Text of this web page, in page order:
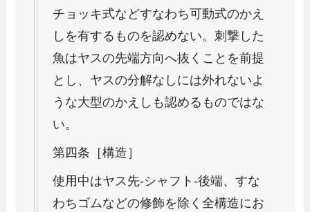
チョッキ式などすなわち可動式のかえ
しを有するものを認めない。刺撃した
魚はヤスの先端方向へ抜くことを前提
とし、ヤスの分解なしには外れないよ
うな大型のかえしも認めるものではな
い。
第四条［構造］
使用中はヤス先-シャフト-後端、すな
わちゴムなどの修飾を除く全構造にお